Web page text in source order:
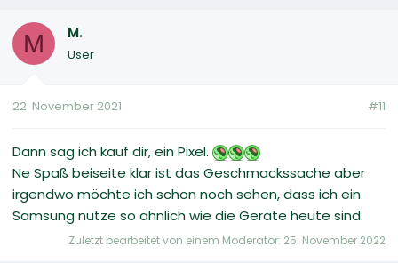
M M.
User
22. November 2021 #11
Dann sag ich kauf dir, ein Pixel.
Ne Spaß beiseite klar ist das Geschmackssache aber
irgendwo möchte ich schon noch sehen, dass ich ein
Samsung nutze so ähnlich wie die Geräte heute sind.
Zuletzt bearbeitet von einem Moderator: 25. November 2022